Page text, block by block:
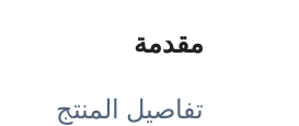
مقدمة
تفاصيل المنتج